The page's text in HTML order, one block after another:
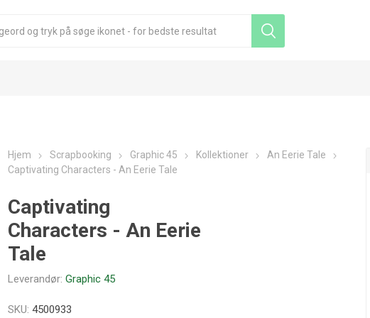
Hjem Scrapbooking Graphic 45 Kollektioner
An Eerie Tale
Captivating Characters - An Eerie Tale
Captivating
Characters - An Eerie
Tale
Leverandør: Graphic 45
SKU: 4500933